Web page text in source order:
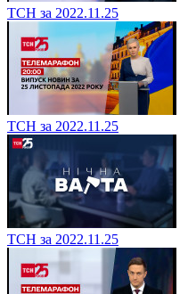
ТСН за 2022.11.25
ТСН за 2022.11.25
ТСН за 2022.11.25